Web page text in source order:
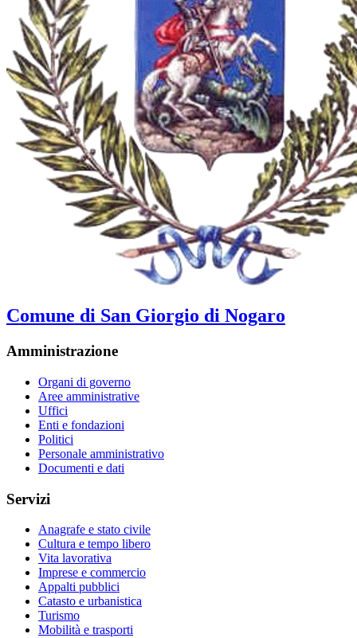
Comune di San Giorgio di Nogaro
Amministrazione
Organi di governo
Aree amministrative
Uffici
Enti e fondazioni
Politici
Personale amministrativo
Documenti e dati
Servizi
Anagrafe e stato civile
Cultura e tempo libero
Vita lavorativa
Imprese e commercio
Appalti pubblici
Catasto e urbanistica
Turismo
Mobilità e trasporti